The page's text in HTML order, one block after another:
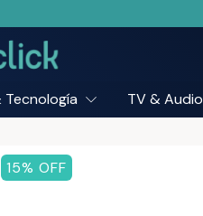
Tecnología TV & Audio
15% OFF